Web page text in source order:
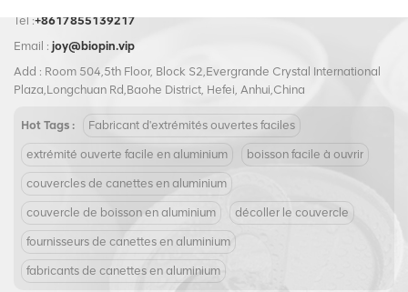
Tel :+8617855139217
Email : joy@biopin.vip
Add : Room 504,5th Floor, Block S2,Evergrande Crystal International
Plaza,Longchuan Rd,Baohe District, Hefei, Anhui,China
Hot Tags : Fabricant d'extrémités ouvertes faciles
extrémité ouverte facile en aluminium boisson facile à ouvrir
couvercles de canettes en aluminium
couvercle de boisson en aluminium décoller le couvercle
fournisseurs de canettes en aluminium
fabricants de canettes en aluminium